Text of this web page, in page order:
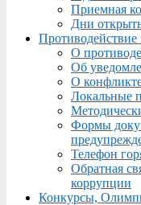
Приемная
Дни
Противодействие
О
Об
О
Локальные
Формы
Телефон
Обратная
коррупции
Конкурсы,